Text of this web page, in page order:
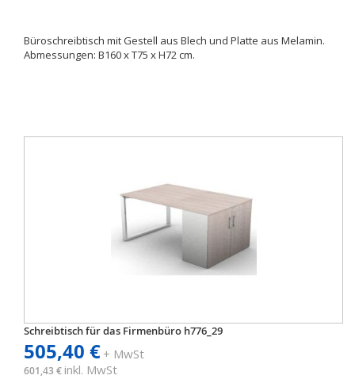
Büroschreibtisch mit Gestell aus Blech und Platte aus Melamin.
Abmessungen: B160 x T75 x H72 cm.
Schreibtisch für das Firmenbüro h776_29
505,40 €+ MwSt
601,43 € inkl. MwSt